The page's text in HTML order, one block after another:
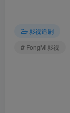
影视追剧
# FongMi影视